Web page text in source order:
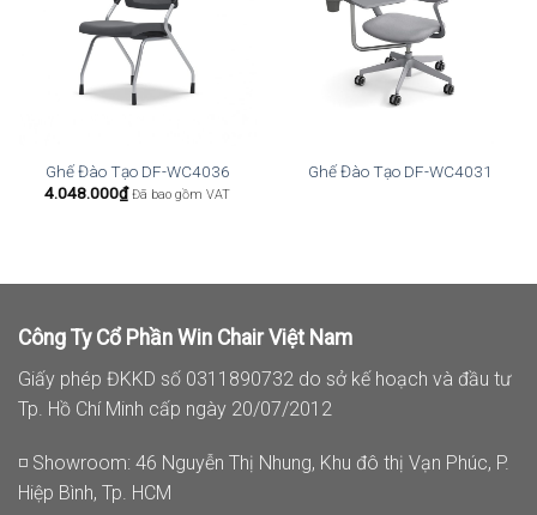
Ghế Đào Tạo DF-WC4036
4.048.000₫ Đã bao gồm VAT
Ghế Đào Tạo DF-WC4031
Công Ty Cổ Phần Win Chair Việt Nam
Giấy phép ĐKKD số 0311890732 do sở kế hoạch và đầu tư
Tp. Hồ Chí Minh cấp ngày 20/07/2012
◽ Showroom: 46 Nguyễn Thị Nhung, Khu đô thị Vạn Phúc, P.
Hiệp Bình, Tp. HCM